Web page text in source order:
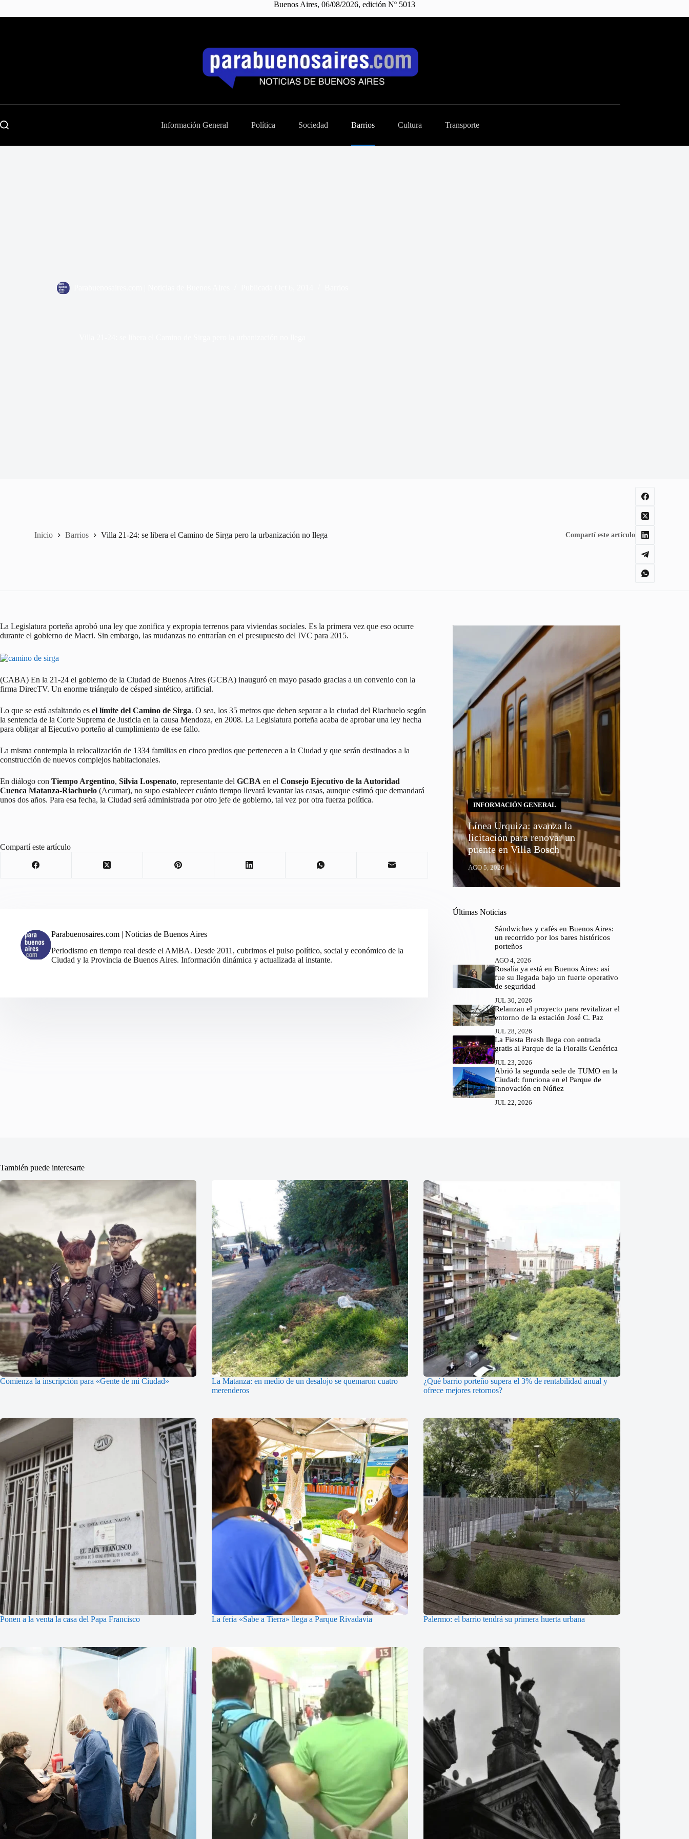
Buenos Aires, 06/08/2026, edición Nº 5013
Información General Política Sociedad Barrios Cultura Transporte
Inicio Barrios Villa 21-24: se libera el Camino de Sirga pero la urbanización no llega Compartí este artículo
La Legislatura porteña aprobó una ley que zonifica y expropia terrenos para viviendas sociales. Es la primera vez que eso ocurre
durante el gobierno de Macri. Sin embargo, las mudanzas no entrarían en el presupuesto del IVC para 2015.
(CABA) En la 21-24 el gobierno de la Ciudad de Buenos Aires (GCBA) inauguró en mayo pasado gracias a un convenio con la
firma DirecTV. Un enorme triángulo de césped sintético, artificial.
Lo que se está asfaltando es el límite del Camino de Sirga. O sea, los 35 metros que deben separar a la ciudad del Riachuelo según
la sentencia de la Corte Suprema de Justicia en la causa Mendoza, en 2008. La Legislatura porteña acaba de aprobar una ley hecha
para obligar al Ejecutivo porteño al cumplimiento de ese fallo.
La misma contempla la relocalización de 1334 familias en cinco predios que pertenecen a la Ciudad y que serán destinados a la
construcción de nuevos complejos habitacionales.
En diálogo con Tiempo Argentino, Silvia Lospenato, representante del GCBA en el Consejo Ejecutivo de la Autoridad
Cuenca Matanza-Riachuelo (Acumar), no supo establecer cuánto tiempo llevará levantar las casas, aunque estimó que demandará
unos dos años. Para esa fecha, la Ciudad será administrada por otro jefe de gobierno, tal vez por otra fuerza política.
Compartí este artículo
Parabuenosaires.com | Noticias de Buenos Aires
Periodismo en tiempo real desde el AMBA. Desde 2011, cubrimos el pulso político, social y económico de la
Ciudad y la Provincia de Buenos Aires. Información dinámica y actualizada al instante.
INFORMACIÓN GENERAL
Línea Urquiza: avanza la
licitación para renovar un
puente en Villa Bosch
AGO 5, 2026
Últimas Noticias
Sándwiches y cafés en Buenos Aires:
un recorrido por los bares históricos
porteños
AGO 4, 2026
Rosalía ya está en Buenos Aires: así
fue su llegada bajo un fuerte operativo
de seguridad
JUL 30, 2026
Relanzan el proyecto para revitalizar el
entorno de la estación José C. Paz
JUL 28, 2026
La Fiesta Bresh llega con entrada
gratis al Parque de la Floralis Genérica
JUL 23, 2026
Abrió la segunda sede de TUMO en la
Ciudad: funciona en el Parque de
Innovación en Núñez
JUL 22, 2026
También puede interesarte
Comienza la inscripción para «Gente de mi Ciudad»
La Matanza: en medio de un desalojo se quemaron cuatro
merenderos
¿Qué barrio porteño supera el 3% de rentabilidad anual y
ofrece mejores retornos?
Ponen a la venta la casa del Papa Francisco La feria «Sabe a Tierra» llega a Parque Rivadavia Palermo: el barrio tendrá su primera huerta urbana